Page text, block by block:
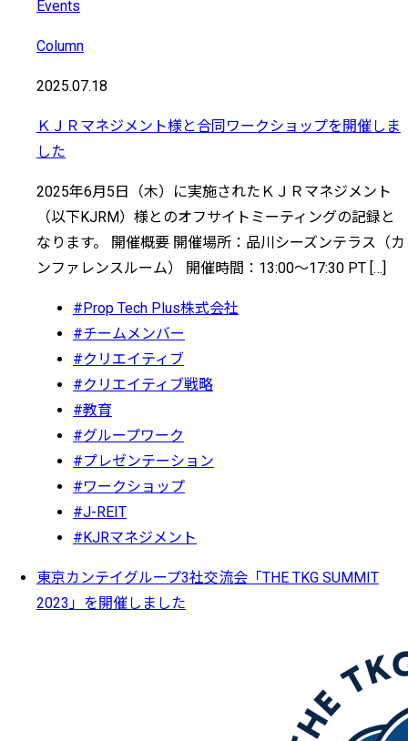
Events
Column
2025.07.18
ＫＪＲマネジメント様と合同ワークショップを開催しま
した
2025年6月5日（木）に実施されたＫＪＲマネジメント
（以下KJRM）様とのオフサイトミーティングの記録と
なります。 開催概要 開催場所：品川シーズンテラス（カ
ンファレンスルーム） 開催時間：13:00～17:30 PT […]
#Prop Tech Plus株式会社
#チームメンバー
#クリエイティブ
#クリエイティブ戦略
#教育
#グループワーク
#プレゼンテーション
#ワークショップ
#J-REIT
#KJRマネジメント
東京カンテイグループ3社交流会「THE TKG SUMMIT
2023」を開催しました